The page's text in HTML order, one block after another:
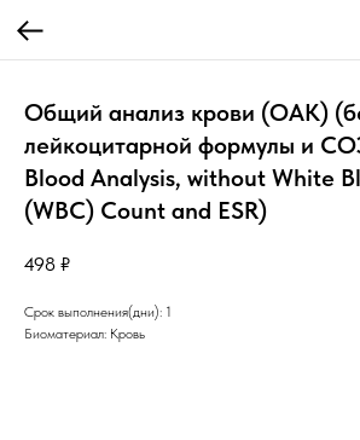
Общий анализ крови (ОАК)
лейкоцитарной формулы и
Blood Analysis, without White
(WBC) Count and ESR)
498 ₽
Срок выполнения(дни): 1
Биоматериал: Кровь